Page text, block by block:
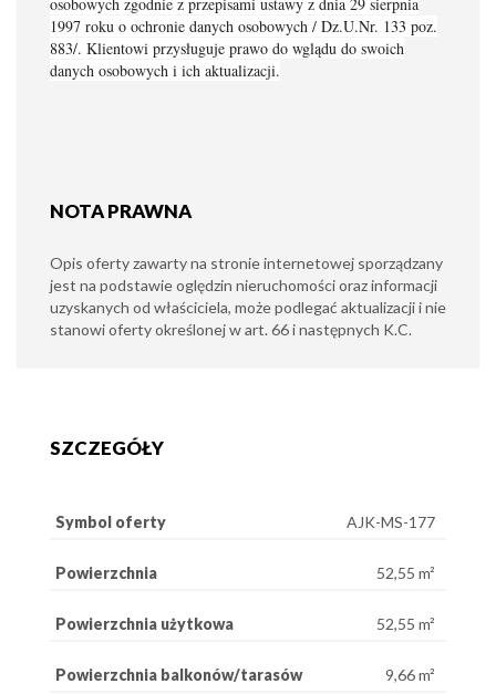
1997 roku o ochronie danych osobowych / Dz.U.Nr. 133 poz.
883/. Klientowi przysługuje prawo do wglądu do swoich
danych osobowych i ich aktualizacji.
NOTA PRAWNA
Opis oferty zawarty na stronie internetowej sporządzany
jest na podstawie oględzin nieruchomości oraz informacji
uzyskanych od właściciela, może podlegać aktualizacji i nie
stanowi oferty określonej w art. 66 i następnych K.C.
SZCZEGÓŁY
Symbol oferty AJK-MS-177
Powierzchnia 52,55 m²
Powierzchnia użytkowa 52,55 m²
Powierzchnia balkonów/tarasów 9,66 m²